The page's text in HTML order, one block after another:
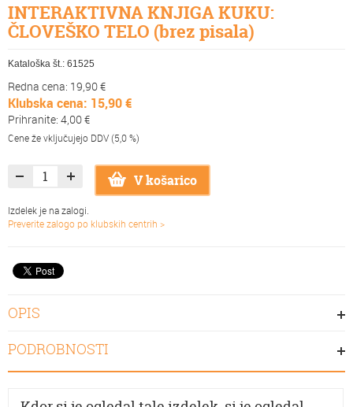
INTERAKTIVNA KNJIGA KUKU:
ČLOVEŠKO TELO (brez pisala)
Kataloška št.: 61525
Redna cena: 19,90 €
Klubska cena: 15,90 €
Prihranite: 4,00 €
Cene že vključujejo DDV (5,0 %)
V košarico
Izdelek je na zalogi.
Preverite zalogo po klubskih centrih >
OPIS
PODROBNOSTI